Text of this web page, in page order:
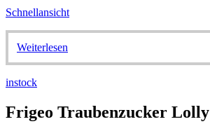
Schnellansicht
Weiterlesen
instock
Frigeo Traubenzucker Lolly